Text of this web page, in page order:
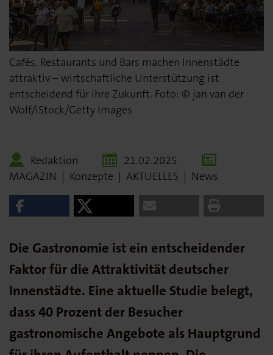
Cafés, Restaurants und Bars machen Innenstädte
attraktiv – wirtschaftliche Unterstützung ist
entscheidend für ihre Zukunft. Foto: © jan van der
Wolf/iStock/Getty Images
Redaktion
21.02.2025
MAGAZIN | Konzepte | AKTUELLES | News
Die Gastronomie ist ein entscheidender
Faktor für die Attraktivität deutscher
Innenstädte. Eine aktuelle Studie belegt,
dass 40 Prozent der Besucher
gastronomische Angebote als Hauptgrund